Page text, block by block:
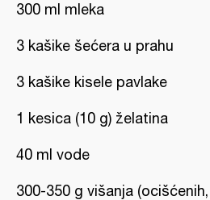
300 ml mleka
3 kašike šećera u prahu
3 kašike kisele pavlake
1 kesica (10 g) želatina
40 ml vode
300-350 g višanja